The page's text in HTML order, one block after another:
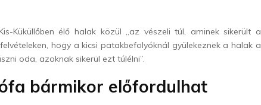
Küküllőben élő halak közül „ az vészeli túl, aminek sikerült a
hogy a kicsi patakbefolyóknál gyülekeznek a halak a
oda, azoknak sikerül ezt túlélni”.
bármikor előfordulhat